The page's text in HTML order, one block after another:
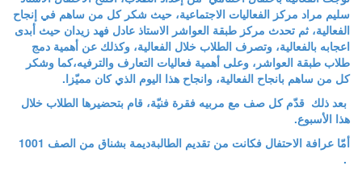
سليم مراد مركز الفعاليات الاجتماعية، حيث شكر كل من ساهم في إنجاح
الفعالية، ثم تحدث مركز طبقة العواشر الاستاذ عادل فهد زيدان حيث أبدى
اعجابه بالفعالية، وتصرف الطلاب خلال الفعالية، وكذلك عن أهمية دمج
طلاب طبقة العواشر، وعلى أهمية فعاليات التعارف والترفيه،كما وشكر
كل من ساهم بانجاح الفعالية، وانجاح هذا اليوم الذي كان مميّزا.
بعد ذلك قدّم كل صف مع مربيه فقرة فنيّة، قام بتحضيرها الطلاب خلال
هذا الأسبوع.
أمّا عرافة الاحتفال فكانت من تقديم الطالبة
ديمة بشناق من الصف 1001
.